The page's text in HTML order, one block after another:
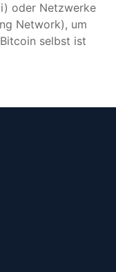
oder Netzwerke
Network), um
selbst ist